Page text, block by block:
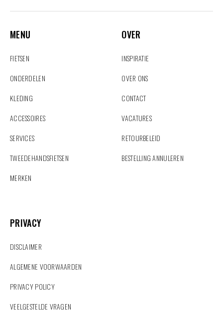
MENU
FIETSEN
ONDERDELEN
KLEDING
ACCESSOIRES
SERVICES
TWEEDEHANDSFIETSEN
MERKEN
OVER
INSPIRATIE
OVER ONS
CONTACT
VACATURES
RETOURBELEID
BESTELLING ANNULEREN
PRIVACY
DISCLAIMER
ALGEMENE VOORWAARDEN
PRIVACY POLICY
VEELGESTELDE VRAGEN